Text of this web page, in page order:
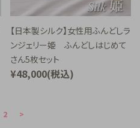
【日本製シルク】女性用ふんどしラ
ンジェリー姫 ふんどしはじめて
さん5枚セット
¥48,000(税込)
2
>